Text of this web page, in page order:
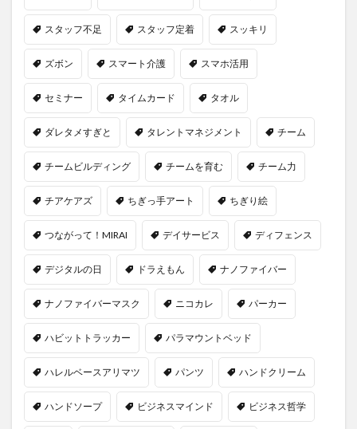
スタッフ不足 スタッフ定着 スッキリ
ズボン スマート介護 スマホ活用
セミナー タイムカード タオル
ダレタメすぎと タレントマネジメント チーム
チームビルディング チームを育む チーム力
チアケアズ ちぎっ手アート ちぎり絵
つながって！MIRAI デイサービス ディフェンス
デジタルの日 ドラえもん ナノファイバー
ナノファイバーマスク ニコカレ パーカー
ハビットトラッカー パラマウントベッド
ハレルベースアリマツ パンツ ハンドクリーム
ハンドソープ ビジネスマインド ビジネス哲学